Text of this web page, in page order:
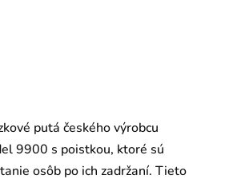
putá českého výrobcu
9900 s poistkou, ktoré sú
osôb po ich zadržaní. Tieto